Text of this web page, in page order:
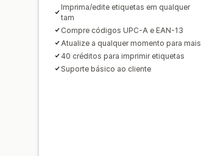
Imprima/edite etiquetas em qualquer
tam
Compre códigos UPC-A e EAN-13
Atualize a qualquer momento para mais
40 créditos para imprimir etiquetas
Suporte básico ao cliente